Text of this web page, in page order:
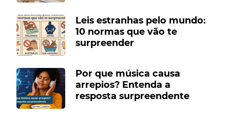
Leis estranhas pelo mundo:
10 normas que vão te
surpreender
Por que música causa
arrepios? Entenda a
resposta surpreendente